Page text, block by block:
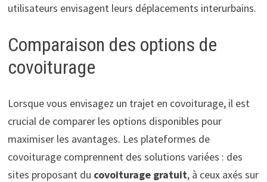
utilisateurs envisagent leurs déplacements interurbains.
Comparaison des options de
covoiturage
Lorsque vous envisagez un trajet en covoiturage, il est
crucial de comparer les options disponibles pour
maximiser les avantages. Les plateformes de
covoiturage comprennent des solutions variées : des
sites proposant du covoiturage gratuit, à ceux axés sur